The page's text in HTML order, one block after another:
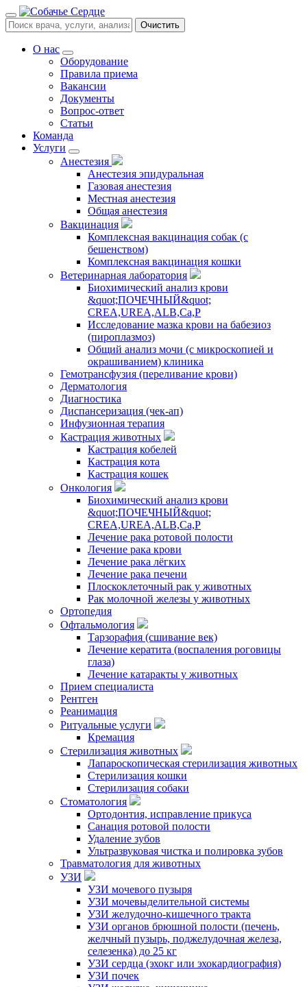
Очистить
О нас
Оборудование
Правила приема
Вакансии
Документы
Вопрос-ответ
Статьи
Команда
Услуги
Анестезия
Анестезия эпидуральная
Газовая анестезия
Местная анестезия
Общая анестезия
Вакцинация
Комплексная вакцинация собак (с
бешенством)
Комплексная вакцинация кошки
Ветеринарная лаборатория
Биохимический анализ крови
&quot;ПОЧЕЧНЫЙ&quot;
CREA,UREA,ALB,Ca,P
Исследование мазка крови на бабезиоз
(пироплазмоз)
Общий анализ мочи (с микроскопией и
окрашиванием) клиника
Гемотрансфузия (переливание крови)
Дерматология
Диагностика
Диспансеризация (чек-ап)
Инфузионная терапия
Кастрация животных
Кастрация кобелей
Кастрация кота
Кастрация кошек
Онкология
Биохимический анализ крови
&quot;ПОЧЕЧНЫЙ&quot;
CREA,UREA,ALB,Ca,P
Лечение рака ротовой полости
Лечение рака крови
Лечение рака лёгких
Лечение рака печени
Плоскоклеточный рак у животных
Рак молочной железы у животных
Ортопедия
Офтальмология
Тарзорафия (сшивание век)
Лечение кератита (воспаления роговицы
глаза)
Лечение катаракты у животных
Прием специалиста
Рентген
Реанимация
Ритуальные услуги
Кремация
Стерилизация животных
Лапароскопическая стерилизация животных
Стерилизация кошки
Стерилизация собаки
Стоматология
Ортодонтия, исправление прикуса
Санация ротовой полости
Удаление зубов
Ультразвуковая чистка и полировка зубов
Травматология для животных
УЗИ
УЗИ мочевого пузыря
УЗИ мочевыделительной системы
УЗИ желудочно-кишечного тракта
УЗИ органов брюшной полости (печень,
желчный пузырь, поджелудочная железа,
селезенка) до 25 кг
УЗИ сердца (эхокг или эхокардиография)
УЗИ почек